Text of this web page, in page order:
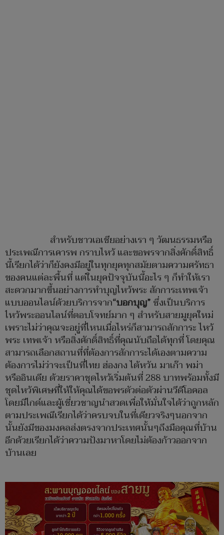
สำหรับชาวเอเชียอย่างเรา ๆ วัฒนธรรมหรือ
ประเพณีการเคารพ กราบไหว้ และขอพรจากสิ่งศักดิ์สิทธิ์
นี้เรียกได้ว่าก็ยังคงมีอยู่ในทุกยุคทุกสมัยตามความศรัทธา
ของคนแต่ละพื้นที่ แต่ในยุคปัจจุบันนี้อะไร ๆ ก็ทำให้เรา
สะดวกมากขึ้นอย่างการทำบุญไหว้พระ สักการะเทพเจ้า
แบบออนไลน์ด้วยบริการจาก“บอกบุญ”ซึ่งเป็นบริการ
ไหว้พระออนไลน์ที่ตอบโจทย์มาก ๆ สำหรับสายมูยุคใหม่
เพราะไม่ว่าคุณจะอยู่ที่ไหนเมื่อไหร่ก็สามารถสักการะ ไหว้
พระ เทพเจ้า หรือสิ่งศักดิ์สิทธิ์ที่คุณนับถือได้ทุกที่ โดยคุณ
สามารถเลือกสถานที่ที่ต้องการสักการะได้เองตามความ
ต้องการไม่ว่าจะเป็นที่ไทย ฮ่องกง ไต้หวัน มาเก๊า พม่า
หรืออินเดีย ด้วยราคาชุดไหว้เริ่มต้นที่ 288 บาทพร้อมทั้งมี
ชุดไหว้พิเศษที่ให้ให้คุณได้ขอพรตัวต่อตัวผ่านวีดีโอคอล
โดยมีไกด์และผู้เชี่ยวชาญนำสวดเพื่อให้มั่นใจได้ว่าถูกหลัก
ตามประเพณีเรียกได้ว่าครบจบในที่เดียวจริงๆนอกจาก
นั้นยังมีของมงคลส่งตรงจากประเทศนั้นๆถึงมือคุณที่บ้าน
อีกด้วยเรียกได้ว่าความปังมาหาโดยไม่ต้องก้าวออกจาก
บ้านเลย